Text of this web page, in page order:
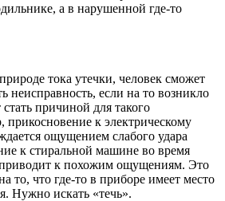
а в нарушенной где-то
тока утечки, человек сможет
неисправность, если на то возникло
причиной для такого
прикосновение к электрическому
ощущением слабого удара
к стиральной машине во время
к похожим ощущениям. Это
то, что где-то в приборе имеет место
Нужно искать «течь».